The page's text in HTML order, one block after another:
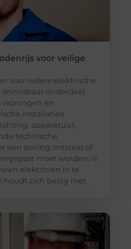
voor veilige
voor iedere elektrische
onderdeel
woningen en
installaties
apparatuur,
technische
een storing ontstaat of
moet worden, is
elektricien in te
houdt zich bezig met